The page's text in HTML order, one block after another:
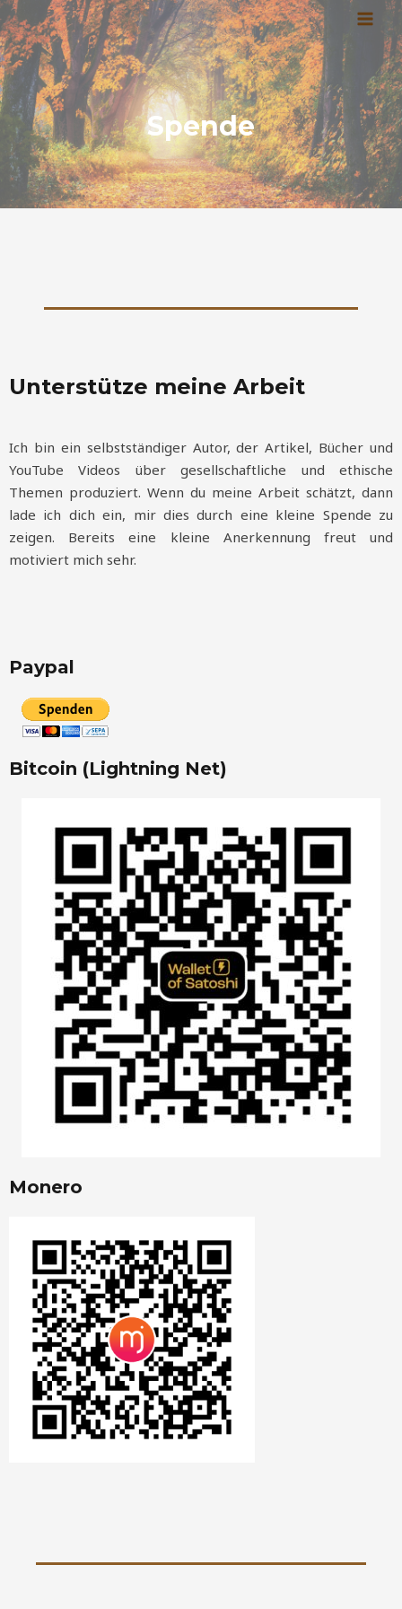
Zum
Inhalt
springen
Spende
Unterstütze meine Arbeit
Ich bin ein selbstständiger Autor, der Artikel, Bücher und
YouTube Videos über gesellschaftliche und ethische
Themen produziert. Wenn du meine Arbeit schätzt, dann
lade ich dich ein, mir dies durch eine kleine Spende zu
zeigen. Bereits eine kleine Anerkennung freut und
motiviert mich sehr.
Paypal
Bitcoin (Lightning Net)
Monero